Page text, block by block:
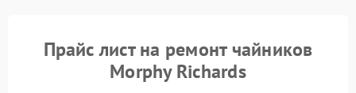
Прайс лист на ремонт чайников
Morphy Richards